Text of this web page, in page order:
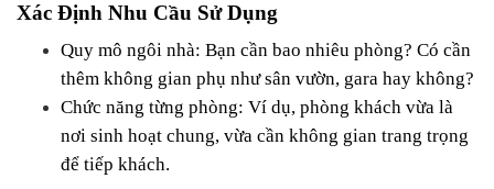
Xác Định Nhu Cầu Sử Dụng
Quy mô ngôi nhà: Bạn cần bao nhiêu phòng? Có cần
thêm không gian phụ như sân vườn, gara hay không?
Chức năng từng phòng: Ví dụ, phòng khách vừa là
nơi sinh hoạt chung, vừa cần không gian trang trọng
để tiếp khách.